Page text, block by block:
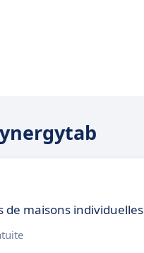
de maisons individuelles